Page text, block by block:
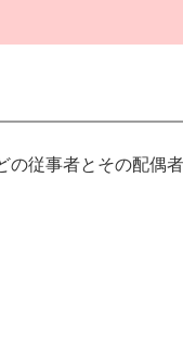
従事者とその配偶